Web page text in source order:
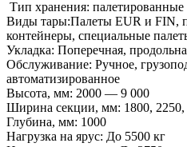
Тип хранения: палетированные
Виды тары:Палеты EUR и FIN,
контейнеры, специальные
Укладка: Поперечная,
Обслуживание: Ручное,
автоматизированное
Высота, мм: 2000 — 9 000
Ширина секции, мм: 1800, 2250,
Глубина, мм: 1000
Нагрузка на ярус: До 5500 кг